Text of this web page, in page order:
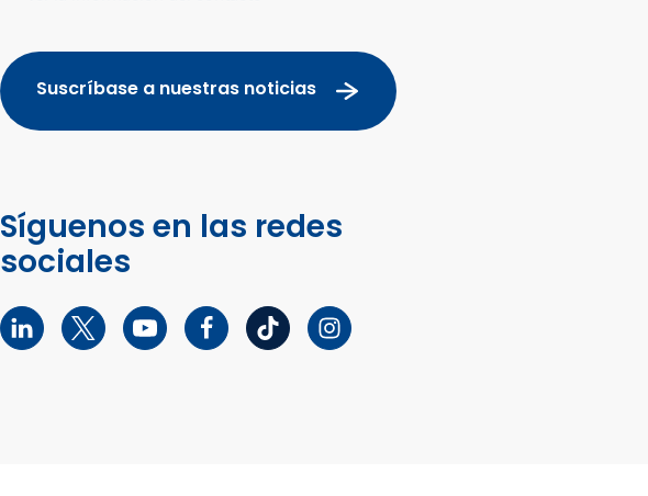
Suscríbase a nuestras noticias
Síguenos en las redes
sociales